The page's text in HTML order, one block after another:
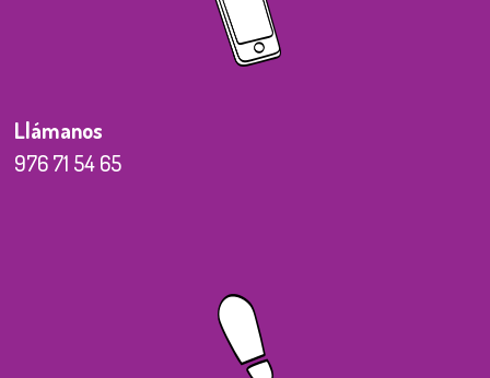
Llámanos
976 71 54 65